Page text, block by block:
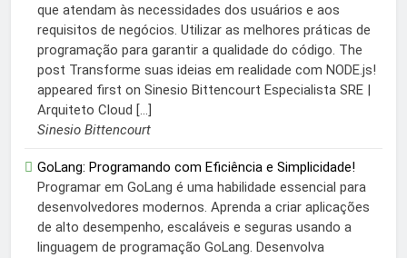
que atendam às necessidades dos usuários e aos
requisitos de negócios. Utilizar as melhores práticas de
programação para garantir a qualidade do código. The
post Transforme suas ideias em realidade com NODE.js!
appeared first on Sinesio Bittencourt Especialista SRE |
Arquiteto Cloud […]
Sinesio Bittencourt
GoLang: Programando com Eficiência e Simplicidade!
Programar em GoLang é uma habilidade essencial para
desenvolvedores modernos. Aprenda a criar aplicações
de alto desempenho, escaláveis e seguras usando a
linguagem de programação GoLang. Desenvolva